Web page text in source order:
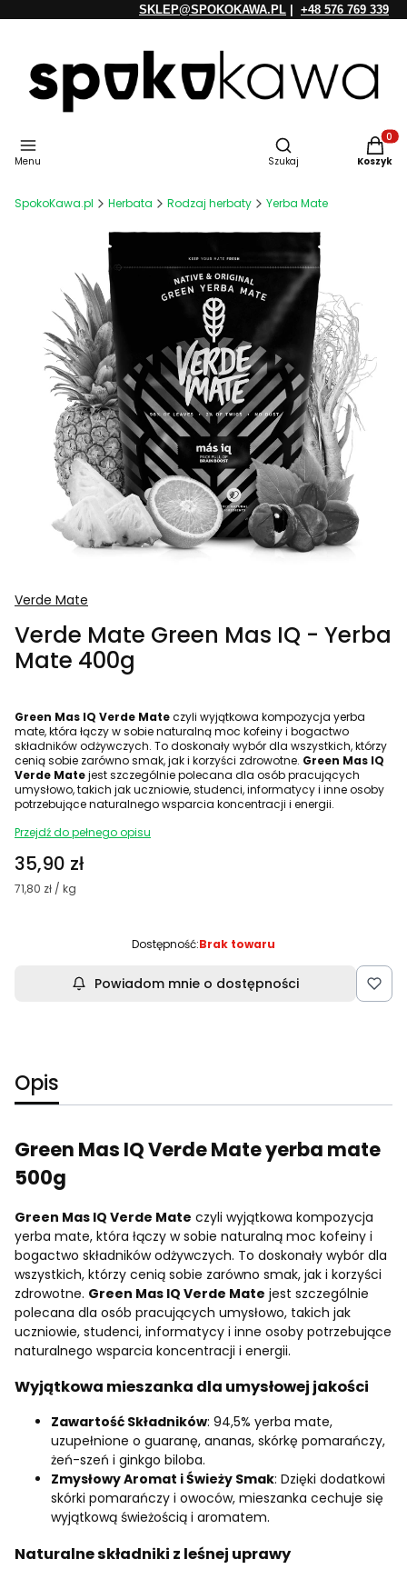
SKLEP@SPOKOKAWA.PL +48 576 769 339
Menu
Otwórz wyszukiwarkę
Szukaj Koszyk
SpokoKawa.pl Herbata Rodzaj herbaty Yerba Mate
Verde Mate
Verde Mate Green Mas IQ - Yerba
Mate 400g
Green Mas IQ Verde Mateczyli wyjątkowa kompozycja yerba
mate, która łączy w sobie naturalną moc kofeiny i bogactwo
składników odżywczych. To doskonały wybór dla wszystkich, którzy
cenią sobie zarówno smak, jak i korzyści zdrowotne. Green Mas IQ
Verde Matejest szczególnie polecana dla osób pracujących
umysłowo, takich jak uczniowie, studenci, informatycy i inne osoby
potrzebujące naturalnego wsparcia koncentracji i energii.
Przejdź do pełnego opisu
Cena
35,90 zł
71,80 zł / kg
Dostępność:Brak towaru
Powiadom mnie o dostępności
Opis
Green Mas IQ Verde Mate yerba mate
500g
Green Mas IQ Verde Mate czyli wyjątkowa kompozycja
yerba mate, która łączy w sobie naturalną moc kofeiny i
bogactwo składników odżywczych. To doskonały wybór dla
wszystkich, którzy cenią sobie zarówno smak, jak i korzyści
zdrowotne. Green Mas IQ Verde Mate jest szczególnie
polecana dla osób pracujących umysłowo, takich jak
uczniowie, studenci, informatycy i inne osoby potrzebujące
naturalnego wsparcia koncentracji i energii.
Wyjątkowa mieszanka dla umysłowej jakości
Zawartość Składników: 94,5% yerba mate,
uzupełnione o guaranę, ananas, skórkę pomarańczy,
żeń-szeń i ginkgo biloba.
Zmysłowy Aromat i Świeży Smak: Dzięki dodatkowi
skórki pomarańczy i owoców, mieszanka cechuje się
wyjątkową świeżością i aromatem.
Naturalne składniki z leśnej uprawy